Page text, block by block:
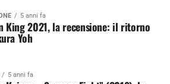
5 anni fa
King 2021, la recensione: il ritorno
Yoh
5 anni fa